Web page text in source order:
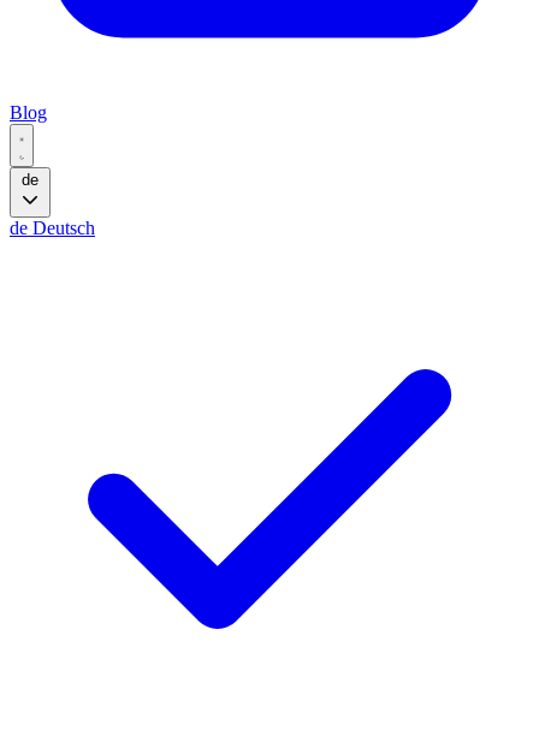
Blog
de
de Deutsch